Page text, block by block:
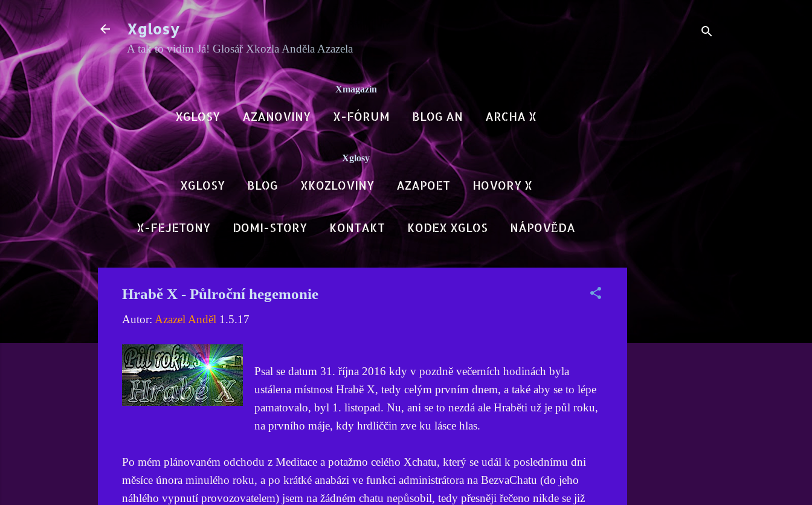
Xglosy
A tak to vidím Já! Glosář Xkozla Anděla Azazela
Xmagazín
XGLOSY AZANOVINY X-FÓRUM BLOG AN ARCHA X
Xglosy
XGLOSY BLOG XKOZLOVINY AZAPOET HOVORY X
X-FEJETONY DOMI-STORY KONTAKT KODEX XGLOS NÁPOVĚDA
Hrabě X - Půlroční hegemonie
Autor: Azazel Anděl 1.5.17
Psal se datum 31. října 2016 kdy v pozdně večerních hodinách byla
ustálena místnost Hrabě X, tedy celým prvním dnem, a také aby se to lépe
pamatovalo, byl 1. listopad. Nu, ani se to nezdá ale Hraběti už je půl roku,
na prvního máje, kdy hrdliččin zve ku lásce hlas.
Po mém plánovaném odchodu z Meditace a potažmo celého Xchatu, který se udál k poslednímu dni
měsíce února minulého roku, a po krátké anabázi ve funkci administrátora na BezvaChatu (do jeho
náhlého vypnutí provozovatelem) jsem na žádném chatu nepůsobil, tedy přesněji řečeno nikde se již